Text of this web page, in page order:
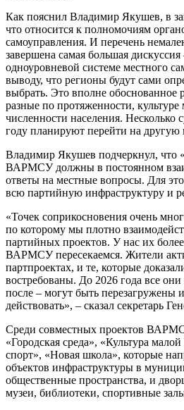
Как пояснил Владимир Якушев, в
что относится к полномочиям
самоуправления. И перечень
завершена самая большая
одноуровневой системе местного
выводу, что регионы будут сами
выбрать. Это вполне обоснованное
разные по протяженности, культуре
численности населения. Несколько
году планируют перейти на другую
Владимир Якушев подчеркнул, что
ВАРМСУ должны в постоянном
ответы на местные вопросы. Для
всю партийную инфраструктуру и
«Точек соприкосновения очень
по которому мы плотно
партийных проектов. У нас их
ВАРМСУ пересекаемся. Жители
партпроектах, и те, которые
востребованы. До 2026 года все
после – могут быть перезагружены
действовать», – сказал секретарь
Среди совместных проектов
«Городская среда», «Культура
спорт», «Новая школа», которые
объектов инфраструктуры в
общественные пространства, и
музеи, библиотеки, спортивные